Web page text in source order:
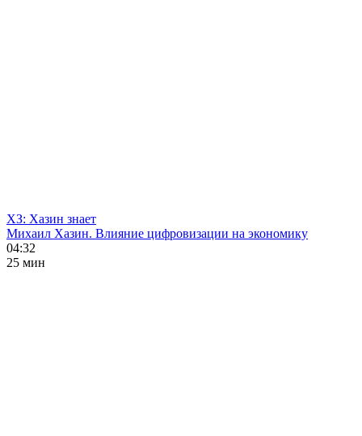
ХЗ: Хазин знает
Михаил Хазин. Влияние цифровизации на экономику
04:32
25 мин